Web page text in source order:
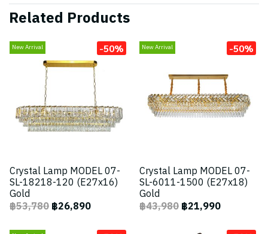
Related Products
New Arrival -50%
Crystal Lamp MODEL 07-
SL-18218-120 (E27x16)
Gold
฿53,780฿26,890
New Arrival -50%
Crystal Lamp MODEL 07-
SL-6011-1500 (E27x18)
Gold
฿43,980฿21,990